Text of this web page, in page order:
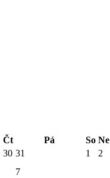
Čt Pá So Ne
30 31 1
2
7